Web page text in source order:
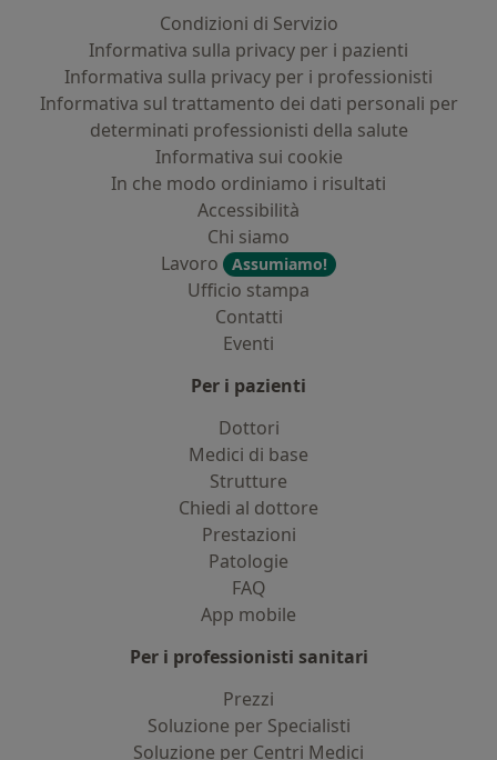
Condizioni di Servizio
Informativa sulla privacy per i pazienti
Informativa sulla privacy per i professionisti
Informativa sul trattamento dei dati personali per
determinati professionisti della salute
Informativa sui cookie
In che modo ordiniamo i risultati
Accessibilità
Chi siamo
Lavoro
Assumiamo!
Ufficio stampa
Contatti
Eventi
Per i pazienti
Dottori
Medici di base
Strutture
Chiedi al dottore
Prestazioni
Patologie
FAQ
App mobile
Per i professionisti sanitari
Prezzi
Soluzione per Specialisti
Soluzione per Centri Medici